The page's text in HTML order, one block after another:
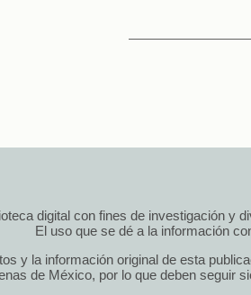
digital con fines de investigación y
El uso que se dé a la información
y la información original de esta
de México, por lo que deben seguir